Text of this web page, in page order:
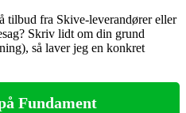
fra Skive‑leverandører eller
Skriv lidt om din grund
så laver jeg en konkret
Fundament